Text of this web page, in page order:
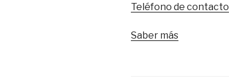
Teléfono de contacto
Saber más